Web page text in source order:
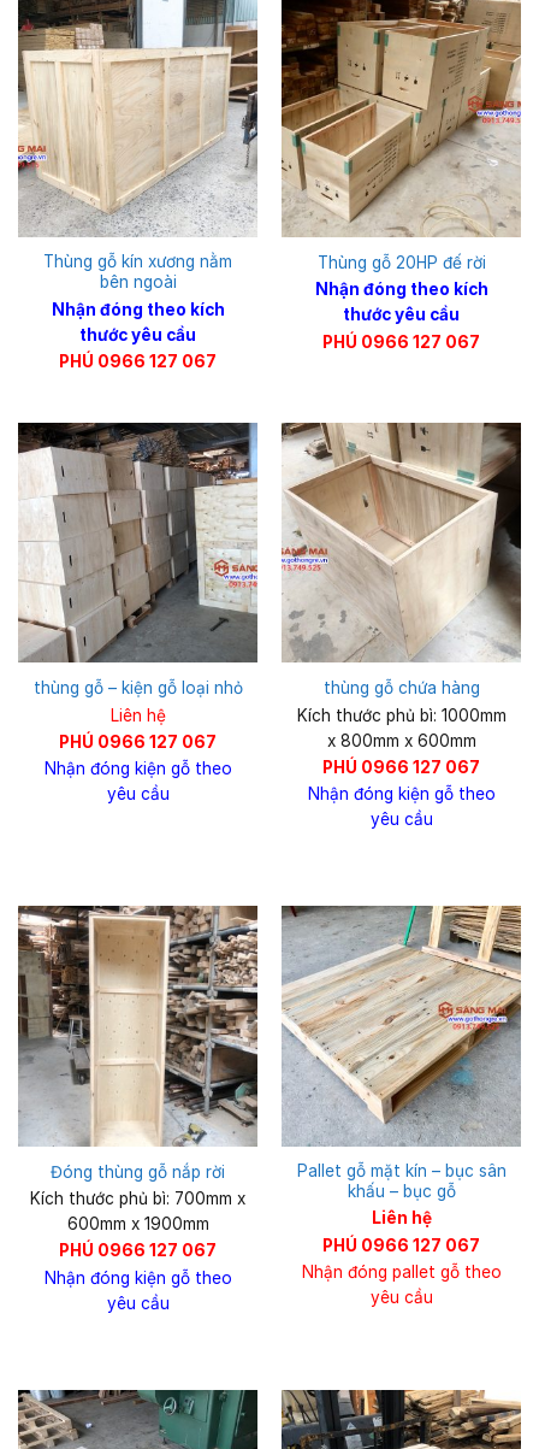
Thùng gỗ kín xương nằm
bên ngoài
Nhận đóng theo kích
thước yêu cầu
PHÚ 0966 127 067
Thùng gỗ 20HP đế rời
Nhận đóng theo kích
thước yêu cầu
PHÚ 0966 127 067
thùng gỗ – kiện gỗ loại nhỏ
Liên hệ
PHÚ 0966 127 067
Nhận đóng kiện gỗ theo
yêu cầu
thùng gỗ chứa hàng
Kích thước phủ bì: 1000mm
x 800mm x 600mm
PHÚ 0966 127 067
Nhận đóng kiện gỗ theo
yêu cầu
Đóng thùng gỗ nắp rời
Kích thước phủ bì: 700mm x
600mm x 1900mm
PHÚ 0966 127 067
Nhận đóng kiện gỗ theo
yêu cầu
Pallet gỗ mặt kín – bục sân
khấu – bục gỗ
Liên hệ
PHÚ 0966 127 067
Nhận đóng pallet gỗ theo
yêu cầu